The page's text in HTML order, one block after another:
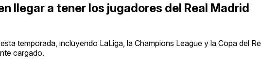
llegar a tener los jugadores del Real Madrid
temporada, incluyendo LaLiga, la Champions League y la Copa del
cargado.